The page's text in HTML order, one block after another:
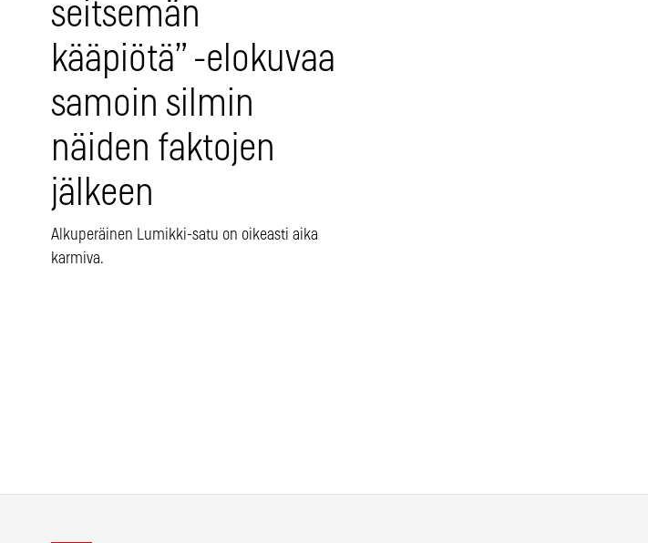
seitsemän
kääpiötä” -elokuvaa
samoin silmin
näiden faktojen
jälkeen
Alkuperäinen Lumikki-satu on oikeasti aika
karmiva.